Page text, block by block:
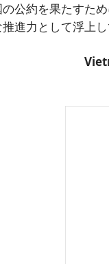
公約を果たすた
進力として浮上し